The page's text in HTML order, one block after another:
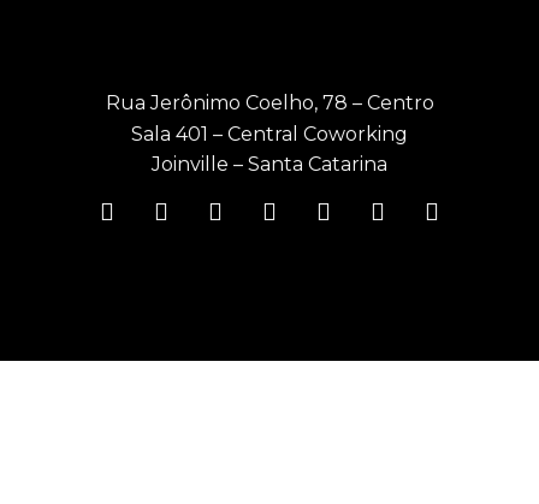
Rua Jerônimo Coelho, 78 – Centro
Sala 401 – Central Coworking
Joinville – Santa Catarina